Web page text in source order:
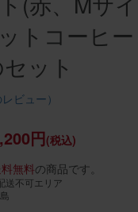
トコーヒ
ット
ビュー）
円(税込)
無料の商品です。
送不可エリア